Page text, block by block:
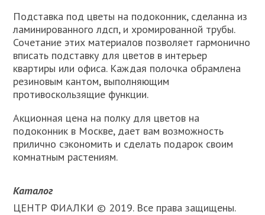
Подставка под цветы на подоконник, сделанна из
ламинированного лдсп, и хромированной трубы.
Сочетание этих материалов позволяет гармонично
вписать подставку для цветов в интерьер
квартиры или офиса. Каждая полочка обрамлена
резиновым кантом, выполняющим
противоскользящие функции.
Акционная цена на полку для цветов на
подоконник в Москве, дает вам возможность
прилично сэкономить и сделать подарок своим
комнатным растениям.
Каталог
ЦЕНТР ФИАЛКИ © 2019. Все права защищены.